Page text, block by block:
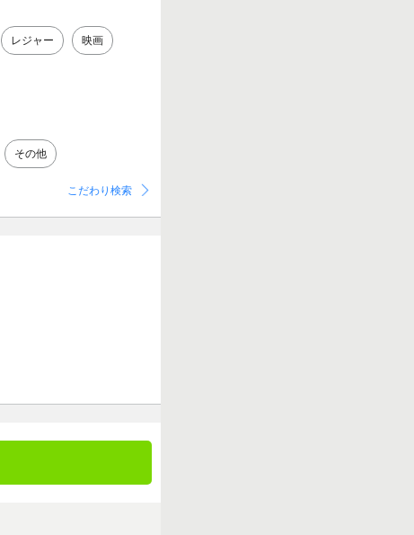
レジャー 映画
その他
こだわり検索